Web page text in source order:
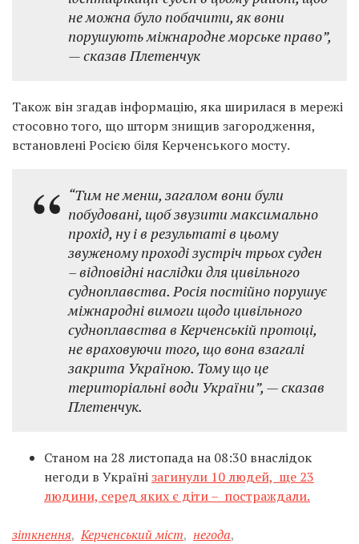
не можна було побачити, як вони
порушують міжнародне морське право”,
— сказав Плетенчук
Також він згадав інформацію, яка ширилася в мережі
стосовно того, що шторм знищив загородження,
встановлені Росією біля Керченського мосту.
“Тим не менш, загалом вони були
побудовані, щоб звузити максимально
прохід, ну і в результаті в цьому
звуженому проході зустріч трьох суден
– відповідні наслідки для цивільного
судноплавства. Росія постійно порушує
міжнародні вимоги щодо цивільного
судноплавства в Керченській протоці,
не враховуючи того, що вона взагалі
закрита Україною. Тому що це
територіальні води України”, — сказав
Плетенчук.
Станом на 28 листопада на 08:30 внаслідок
негоди в Українізагинули 10 людей, ще 23
людини, серед яких є діти – постраждали.
зіткнення, Керченський міст, негода,